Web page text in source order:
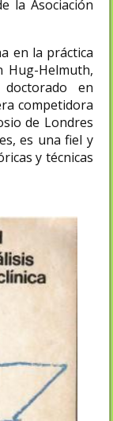
la Asociación
en la práctica
Hug-Helmuth,
en
competidora
de Londres
es una fiel y
y técnicas